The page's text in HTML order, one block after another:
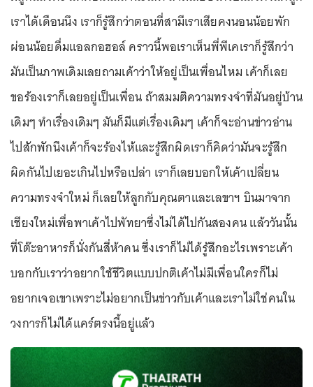
เราได้เดือนนึง เราก็รู้สึกว่าตอนที่สามีเราเสียคงนอนน้อยพัก
ผ่อนน้อยดื่มแอลกอฮอล์ คราวนี้พอเราเห็นพี่พีเคเราก็รู้สึกว่า
มันเป็นภาพเดิมเลยถามเค้าว่าให้อยู่เป็นเพื่อนไหม เค้าก็เลย
ขอร้องเราก็เลยอยู่เป็นเพื่อน ถ้าสมมติความทรงจำที่มันอยู่บ้าน
เดิมๆ ทำเรื่องเดิมๆ มันก็มีแต่เรื่องเดิมๆ เค้าก็จะอ่านข่าวอ่าน
ไปสักพักนึงเค้าก็จะร้องไห้และรู้สึกผิดเราก็คิดว่ามันจะรู้สึก
ผิดกันไปเยอะเกินไปหรือเปล่า เราก็เลยบอกให้เค้าเปลี่ยน
ความทรงจำใหม่ ก็เลยให้ลูกกับคุณตาและเลขาฯ บินมาจาก
เชียงใหม่เพื่อพาเค้าไปพัทยาซึ่งไม่ได้ไปกันสองคน แล้ววันนั้น
ที่โต๊ะอาหารก็นั่งกันสี่ห้าคน ซึ่งเราก็ไม่ได้รู้สึกอะไรเพราะเค้า
บอกกับเราว่าอยากใช้ชีวิตแบบปกติเค้าไม่มีเพื่อนใครก็ไม่
อยากเจอเขาเพราะไม่อยากเป็นข่าวกับเค้าและเราไม่ใช่คนใน
วงการก็ไม่ได้แคร์ตรงนี้อยู่แล้ว